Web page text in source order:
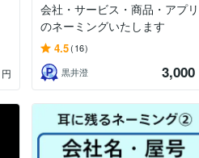
円
会社・サービス・商品・アプリ
のネーミングいたします
4.5(16)
黒井澄
3,000